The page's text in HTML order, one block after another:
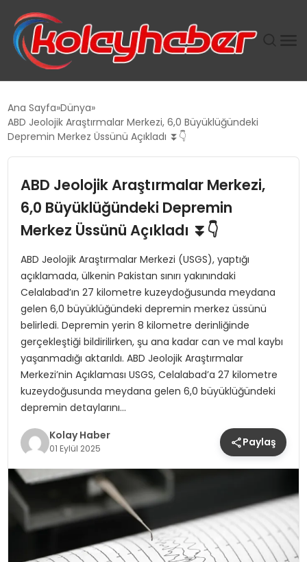
SUWEN’IN İSTIHDAM MODELI EKONOMIDE KADIN
TANYER YAPI ZEMIN MÜHENDISLIĞINDE HEDEF
BÜYÜTTÜ
TOROSLAR’DA PAZAR GERGİNLİĞİ!
Ana Sayfa Dünya
ABD Jeolojik Araştırmalar Merkezi, 6,0 Büyüklüğündeki
Depremin Merkez Üssünü Açıkladı ⏬👇
ABD Jeolojik Araştırmalar Merkezi,
6,0 Büyüklüğündeki Depremin
Merkez Üssünü Açıkladı ⏬👇
ABD Jeolojik Araştırmalar Merkezi (USGS), yaptığı
açıklamada, ülkenin Pakistan sınırı yakınındaki
Celalabad’ın 27 kilometre kuzeydoğusunda meydana
gelen 6,0 büyüklüğündeki depremin merkez üssünü
belirledi. Depremin yerin 8 kilometre derinliğinde
gerçekleştiği bildirilirken, şu ana kadar can ve mal kaybı
yaşanmadığı aktarıldı. ABD Jeolojik Araştırmalar
Merkezi’nin Açıklaması USGS, Celalabad’a 27 kilometre
kuzeydoğusunda meydana gelen 6,0 büyüklüğündeki
depremin detaylarını…
Kolay Haber
01 Eylül 2025 Paylaş